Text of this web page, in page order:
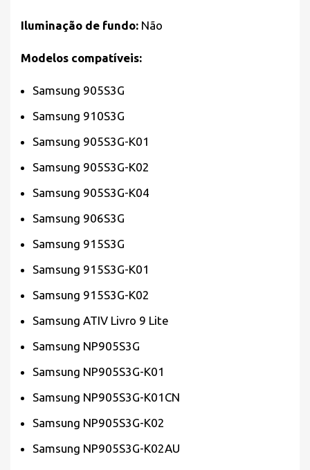
Iluminação de fundo: Não
Modelos compatíveis:
Samsung 905S3G
Samsung 910S3G
Samsung 905S3G-K01
Samsung 905S3G-K02
Samsung 905S3G-K04
Samsung 906S3G
Samsung 915S3G
Samsung 915S3G-K01
Samsung 915S3G-K02
Samsung ATIV Livro 9 Lite
Samsung NP905S3G
Samsung NP905S3G-K01
Samsung NP905S3G-K01CN
Samsung NP905S3G-K02
Samsung NP905S3G-K02AU